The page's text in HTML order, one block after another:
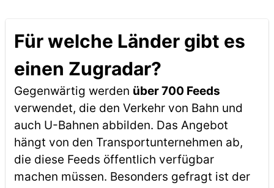
Für welche Länder gibt es
einen Zugradar?
Gegenwärtig werden über 700 Feeds
verwendet, die den Verkehr von Bahn und
auch U-Bahnen abbilden. Das Angebot
hängt von den Transportunternehmen ab,
die diese Feeds öffentlich verfügbar
machen müssen. Besonders gefragt ist der